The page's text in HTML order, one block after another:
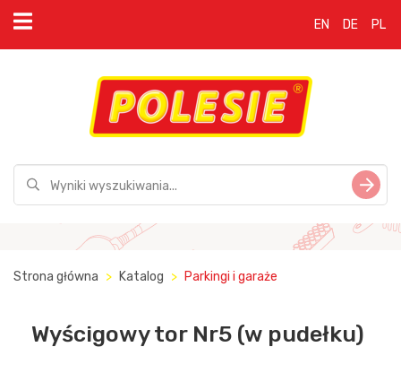
EN DE PL
Strona główna Katalog Parkingi i garaże
Wyścigowy tor Nr5 (w pudełku)